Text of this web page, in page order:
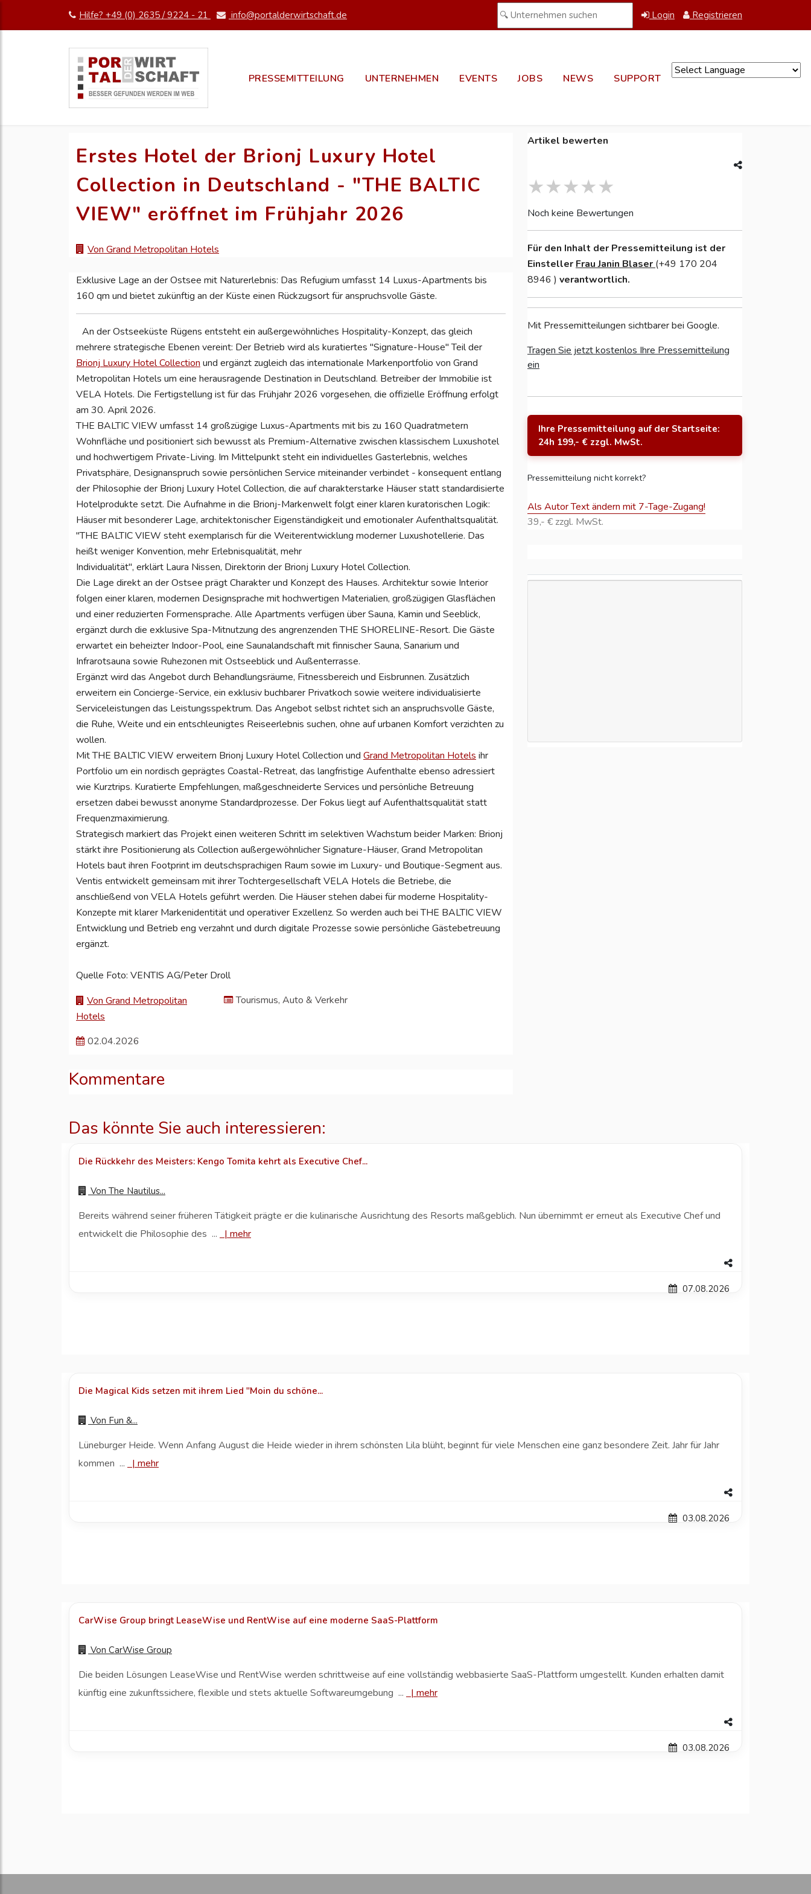
Hilfe? +49 (0) 2635 / 9224 - 21 info@portalderwirtschaft.de Login Registrieren
PRESSEMITTEILUNG UNTERNEHMEN EVENTS JOBS NEWS SUPPORT
Erstes Hotel der Brionj Luxury Hotel
Collection in Deutschland - "THE BALTIC
VIEW" eröffnet im Frühjahr 2026
Von Grand Metropolitan Hotels
Exklusive Lage an der Ostsee mit Naturerlebnis: Das Refugium umfasst 14 Luxus-Apartments bis
160 qm und bietet zukünftig an der Küste einen Rückzugsort für anspruchsvolle Gäste.
An der Ostseeküste Rügens entsteht ein außergewöhnliches Hospitality-Konzept, das gleich
mehrere strategische Ebenen vereint: Der Betrieb wird als kuratiertes "Signature-House" Teil der
Brionj Luxury Hotel Collectionund ergänzt zugleich das internationale Markenportfolio von Grand
Metropolitan Hotels um eine herausragende Destination in Deutschland. Betreiber der Immobilie ist
VELA Hotels. Die Fertigstellung ist für das Frühjahr 2026 vorgesehen, die offizielle Eröffnung erfolgt
am 30. April 2026.
THE BALTIC VIEW umfasst 14 großzügige Luxus-Apartments mit bis zu 160 Quadratmetern
Wohnfläche und positioniert sich bewusst als Premium-Alternative zwischen klassischem Luxushotel
und hochwertigem Private-Living. Im Mittelpunkt steht ein individuelles Gasterlebnis, welches
Privatsphäre, Designanspruch sowie persönlichen Service miteinander verbindet - konsequent entlang
der Philosophie der Brionj Luxury Hotel Collection, die auf charakterstarke Häuser statt standardisierte
Hotelprodukte setzt. Die Aufnahme in die Brionj-Markenwelt folgt einer klaren kuratorischen Logik:
Häuser mit besonderer Lage, architektonischer Eigenständigkeit und emotionaler Aufenthaltsqualität.
"THE BALTIC VIEW steht exemplarisch für die Weiterentwicklung moderner Luxushotellerie. Das
heißt weniger Konvention, mehr Erlebnisqualität, mehr
Individualität", erklärt Laura Nissen, Direktorin der Brionj Luxury Hotel Collection.
Die Lage direkt an der Ostsee prägt Charakter und Konzept des Hauses. Architektur sowie Interior
folgen einer klaren, modernen Designsprache mit hochwertigen Materialien, großzügigen Glasflächen
und einer reduzierten Formensprache. Alle Apartments verfügen über Sauna, Kamin und Seeblick,
ergänzt durch die exklusive Spa-Mitnutzung des angrenzenden THE SHORELINE-Resort. Die Gäste
erwartet ein beheizter Indoor-Pool, eine Saunalandschaft mit finnischer Sauna, Sanarium und
Infrarotsauna sowie Ruhezonen mit Ostseeblick und Außenterrasse.
Ergänzt wird das Angebot durch Behandlungsräume, Fitnessbereich und Eisbrunnen. Zusätzlich
erweitern ein Concierge-Service, ein exklusiv buchbarer Privatkoch sowie weitere individualisierte
Serviceleistungen das Leistungsspektrum. Das Angebot selbst richtet sich an anspruchsvolle Gäste,
die Ruhe, Weite und ein entschleunigtes Reiseerlebnis suchen, ohne auf urbanen Komfort verzichten zu
wollen.
Mit THE BALTIC VIEW erweitern Brionj Luxury Hotel Collection und Grand Metropolitan Hotelsihr
Portfolio um ein nordisch geprägtes Coastal-Retreat, das langfristige Aufenthalte ebenso adressiert
wie Kurztrips. Kuratierte Empfehlungen, maßgeschneiderte Services und persönliche Betreuung
ersetzen dabei bewusst anonyme Standardprozesse. Der Fokus liegt auf Aufenthaltsqualität statt
Frequenzmaximierung.
Strategisch markiert das Projekt einen weiteren Schritt im selektiven Wachstum beider Marken: Brionj
stärkt ihre Positionierung als Collection außergewöhnlicher Signature-Häuser, Grand Metropolitan
Hotels baut ihren Footprint im deutschsprachigen Raum sowie im Luxury- und Boutique-Segment aus.
Ventis entwickelt gemeinsam mit ihrer Tochtergesellschaft VELA Hotels die Betriebe, die
anschließend von VELA Hotels geführt werden. Die Häuser stehen dabei für moderne Hospitality-
Konzepte mit klarer Markenidentität und operativer Exzellenz. So werden auch bei THE BALTIC VIEW
Entwicklung und Betrieb eng verzahnt und durch digitale Prozesse sowie persönliche Gästebetreuung
ergänzt.
Quelle Foto: VENTIS AG/Peter Droll
Von Grand Metropolitan
Hotels
Tourismus, Auto & Verkehr
02.04.2026
Kommentare
Artikel bewerten
Noch keine Bewertungen
Für den Inhalt der Pressemitteilung ist der
Einsteller Frau Janin Blaser (+49 170 204
8946 ) verantwortlich.
Mit Pressemitteilungen sichtbarer bei Google.
Tragen Sie jetzt kostenlos Ihre Pressemitteilung
ein
Ihre Pressemitteilung auf der Startseite:
24h 199,- € zzgl. MwSt.
Pressemitteilung nicht korrekt?
Als Autor Text ändern mit 7-Tage-Zugang!
39,- € zzgl. MwSt.
Das könnte Sie auch interessieren:
Die Rückkehr des Meisters: Kengo Tomita kehrt als Executive Chef...
Von The Nautilus...
Bereits während seiner früheren Tätigkeit prägte er die kulinarische Ausrichtung des Resorts maßgeblich. Nun übernimmt er erneut als Executive Chef und
entwickelt die Philosophie des ... |mehr
07.08.2026
Die Magical Kids setzen mit ihrem Lied "Moin du schöne...
Von Fun &...
Lüneburger Heide. Wenn Anfang August die Heide wieder in ihrem schönsten Lila blüht, beginnt für viele Menschen eine ganz besondere Zeit. Jahr für Jahr
kommen ... |mehr
03.08.2026
CarWise Group bringt LeaseWise und RentWise auf eine moderne SaaS-Plattform
Von CarWise Group
Die beiden Lösungen LeaseWise und RentWise werden schrittweise auf eine vollständig webbasierte SaaS-Plattform umgestellt. Kunden erhalten damit
künftig eine zukunftssichere, flexible und stets aktuelle Softwareumgebung ... |mehr
03.08.2026